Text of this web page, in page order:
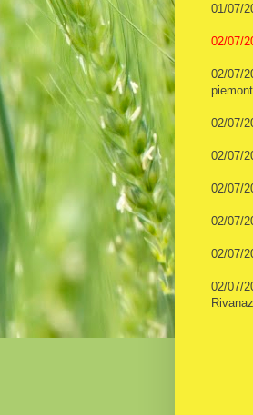
01/07/
02/07/
02/07/
02/07/
02/07/
02/07/
02/07/
02/07/
02/